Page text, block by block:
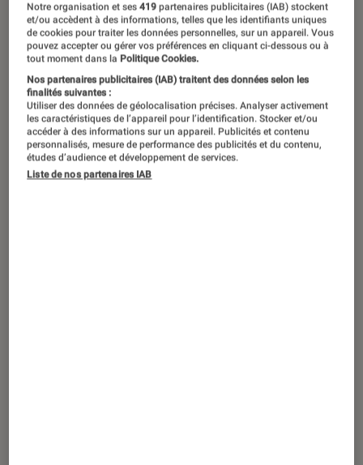
Grâce à Qualcomm, les tablettes
Android pourraient enfin rattraper l’iPad
ACTU
Tablettes Android • 12 fév. 2023
Notre organisation et ses419 partenaires publicitaires (IAB) stockent
et/ou accèdent à des informations, telles que les identifiants uniques
de cookies pour traiter les données personnelles, sur un appareil. Vous
pouvez accepter ou gérer vos préférences en cliquant ci-dessous ou à
tout moment dans la Politique Cookies.
Nos partenaires publicitaires (IAB) traitent des données selon les
finalités suivantes :
Utiliser des données de géolocalisation précises. Analyser activement
les caractéristiques de l’appareil pour l’identification. Stocker et/ou
accéder à des informations sur un appareil. Publicités et contenu
personnalisés, mesure de performance des publicités et du contenu,
études d’audience et développement de services.
Liste de nos partenaires IAB